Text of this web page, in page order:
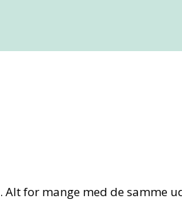
Alt for mange med de samme